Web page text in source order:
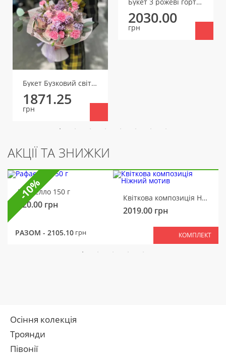
Букет Бузковий світанок
1871.25
грн
2030.00
грн
АКЦІЇ ТА ЗНИЖКИ
Рафаелло 150 г
320.00 грн
Квіткова композиція Ніжний мотив
2019.00 грн
РАЗОМ - 2105.10 грн КОМПЛЕКТ
-10%
Осіння колекція
Троянди
Півонії